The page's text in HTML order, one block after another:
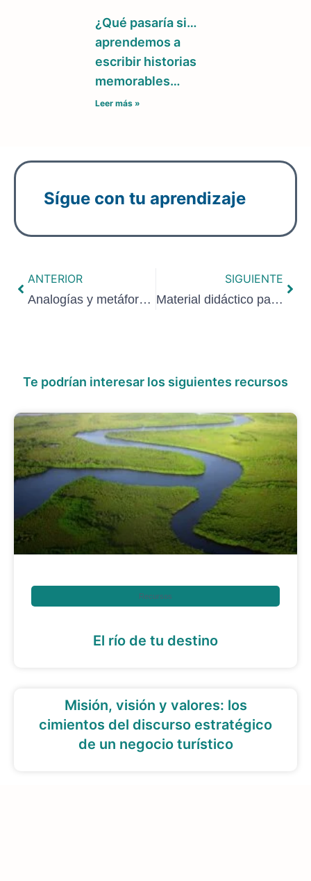
¿Qué pasaría si…
aprendemos a
escribir historias
memorables…
Leer más »
Sígue con tu aprendizaje
ANTERIOR
Analogías y metáforas para generar hipótesis y comprender conceptos complejos
SIGUIENTE
Material didáctico para talleres participativos
Te podrían interesar los siguientes recursos
Recursos
El río de tu destino
Misión, visión y valores: los
cimientos del discurso estratégico
de un negocio turístico